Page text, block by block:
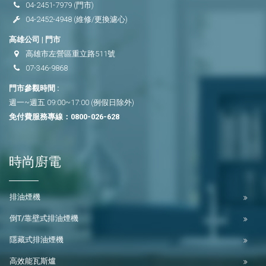
04-2451-7979 (門市)
04-2452-4948 (維修/更換濾心)
高雄公司 | 門市
高雄市左營區重立路511號
07-346-9868
門市參觀時間 :
週一~週五 09:00~17:00 (例假日除外)
免付費服務專線： 0800-026-628
時尚廚電
排油煙機
倒T/靠壁式排油煙機
隱藏式排油煙機
高效能瓦斯爐